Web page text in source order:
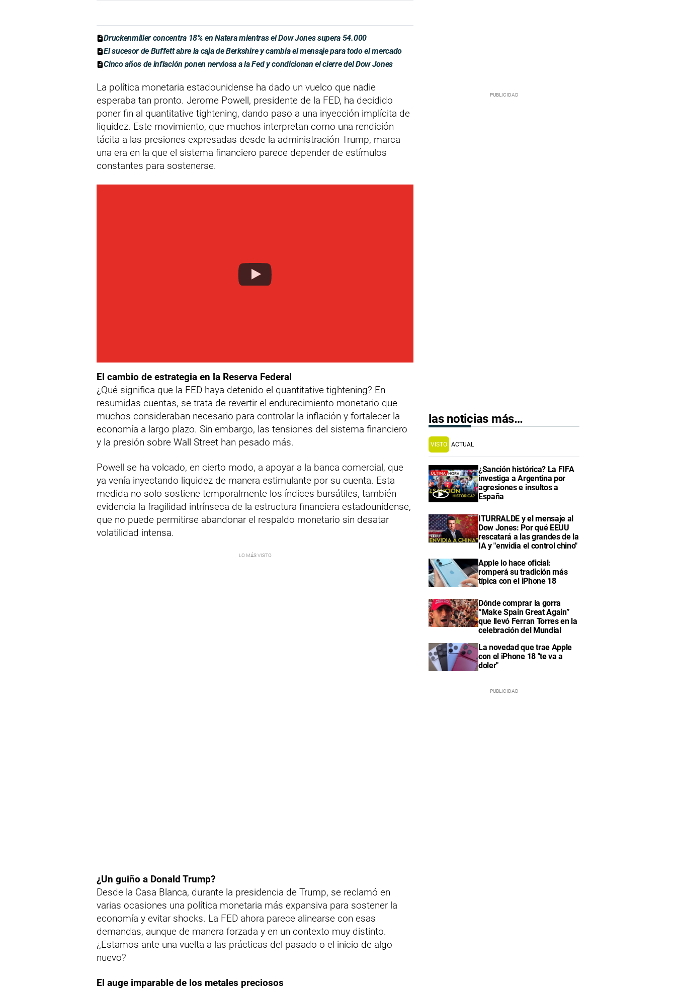
Druckenmiller concentra 18% en Natera mientras el Dow Jones supera 54.000
El sucesor de Buffett abre la caja de Berkshire y cambia el mensaje para todo el mercado
Cinco años de inflación ponen nerviosa a la Fed y condicionan el cierre del Dow Jones
La política monetaria estadounidense ha dado un vuelco que nadie
esperaba tan pronto. Jerome Powell, presidente de la FED, ha decidido
poner fin al quantitative tightening, dando paso a una inyección implícita de
liquidez. Este movimiento, que muchos interpretan como una rendición
tácita a las presiones expresadas desde la administración Trump, marca
una era en la que el sistema financiero parece depender de estímulos
constantes para sostenerse.
El cambio de estrategia en la Reserva Federal
¿Qué significa que la FED haya detenido el quantitative tightening? En
resumidas cuentas, se trata de revertir el endurecimiento monetario que
muchos consideraban necesario para controlar la inflación y fortalecer la
economía a largo plazo. Sin embargo, las tensiones del sistema financiero
y la presión sobre Wall Street han pesado más.
Powell se ha volcado, en cierto modo, a apoyar a la banca comercial, que
ya venía inyectando liquidez de manera estimulante por su cuenta. Esta
medida no solo sostiene temporalmente los índices bursátiles, también
evidencia la fragilidad intrínseca de la estructura financiera estadounidense,
que no puede permitirse abandonar el respaldo monetario sin desatar
volatilidad intensa.
¿Un guiño a Donald Trump?
Desde la Casa Blanca, durante la presidencia de Trump, se reclamó en
varias ocasiones una política monetaria más expansiva para sostener la
economía y evitar shocks. La FED ahora parece alinearse con esas
demandas, aunque de manera forzada y en un contexto muy distinto.
¿Estamos ante una vuelta a las prácticas del pasado o el inicio de algo
nuevo?
El auge imparable de los metales preciosos
las noticias más…
VISTO ACTUAL
¿Sanción histórica? La FIFA
investiga a Argentina por
agresiones e insultos a
España
ITURRALDE y el mensaje al
Dow Jones: Por qué EEUU
rescatará a las grandes de la
IA y "envidia el control chino"
Apple lo hace oficial:
romperá su tradición más
típica con el iPhone 18
Dónde comprar la gorra
“Make Spain Great Again”
que llevó Ferran Torres en la
celebración del Mundial
La novedad que trae Apple
con el iPhone 18 "te va a
doler"